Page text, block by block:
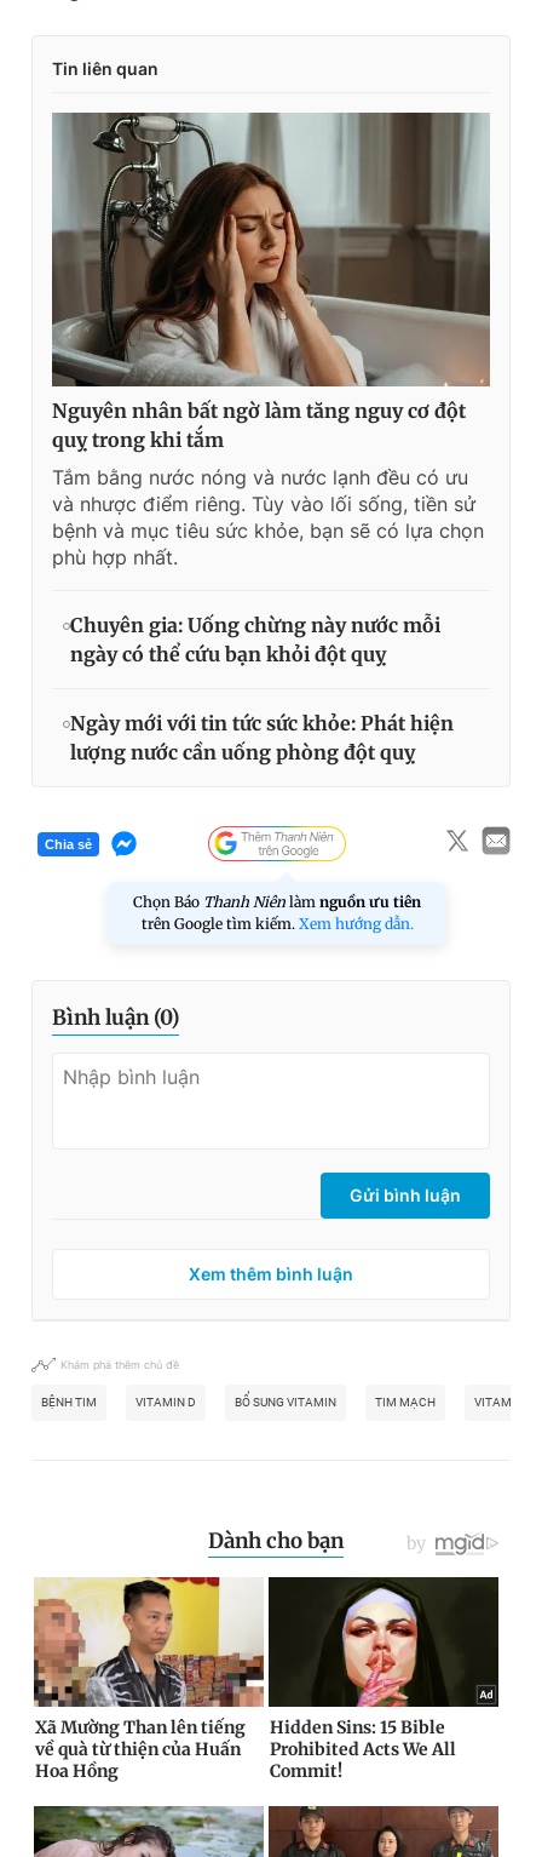
Tin liên quan
Nguyên nhân bất ngờ làm tăng nguy cơ đột
quỵ trong khi tắm
Tắm bằng nước nóng và nước lạnh đều có ưu
và nhược điểm riêng. Tùy vào lối sống, tiền sử
bệnh và mục tiêu sức khỏe, bạn sẽ có lựa chọn
phù hợp nhất.
Chuyên gia: Uống chừng này nước mỗi
ngày có thể cứu bạn khỏi đột quỵ
Ngày mới với tin tức sức khỏe: Phát hiện
lượng nước cần uống phòng đột quỵ
Chia sẻ
Chọn Báo Thanh Niên làm nguồn ưu tiên
trên Google tìm kiếm. Xem hướng dẫn.
Bình luận (0)
Gửi bình luận
Xem thêm bình luận
Khám phá thêm chủ đề
BỆNH TIM VITAMIN D BỔ SUNG VITAMIN TIM MẠCH VITAMIN